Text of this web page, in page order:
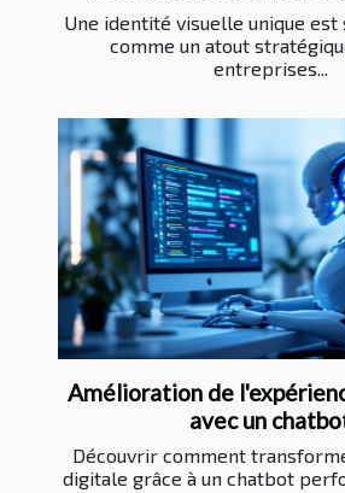
Une identité visuelle unique est
comme un atout
entreprises...
Amélioration de
avec un
Découvrir comment
digitale grâce à un chatbot